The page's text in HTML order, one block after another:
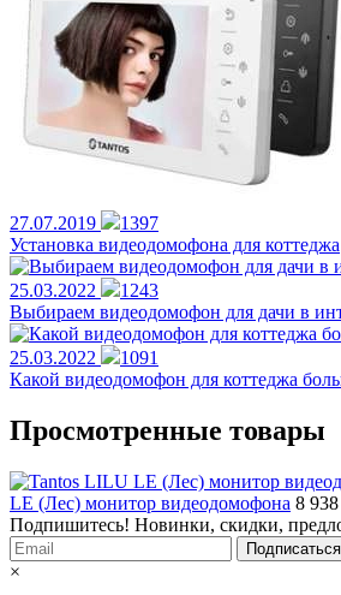
27.07.2019
1397
Установка видеодомофона для коттеджа
25.03.2022
1243
Выбираем видеодомофон для дачи в
25.03.2022
1091
Какой видеодомофон для коттеджа
Просмотренные товары
LE (Лес) монитор видеодомофона 8 938
Подпишитесь! Новинки, скидки,
×